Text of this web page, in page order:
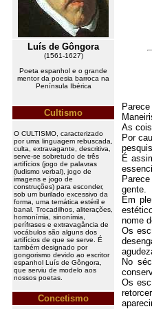
Luís de Gôngora
(1561-1627)
Poeta espanhol e o grande
mentor da poesia barroca na
Península Ibérica
Cultismo
O CULTISMO, caracterizado
por uma linguagem rebuscada,
culta, extravagante, descritiva,
serve-se sobretudo de três
artifícios (jogo de palavras
(ludismo verbal), jogo de
imagens e jogo de
construções) para esconder,
sob um burilado excessivo da
forma, uma temática estéril e
banal. Trocadilhos, aliterações,
homonímia, sinonímia,
perífrases e extravagância de
vocábulos são alguns dos
artifícios de que se serve. É
também designado por
gongorismo devido ao escritor
espanhol Luís de Gôngora,
que serviu de modelo aos
nossos poetas.
Concetismo
As
Por
É
gente.
Em
nome
Os
No
Os